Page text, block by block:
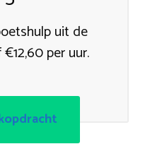
uit de
per uur.